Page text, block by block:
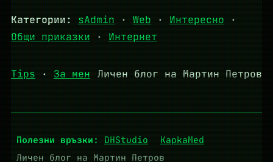
Категории: sAdmin · Web · Интересно ·
Общи приказки · Интернет
Tips · За мен Личен блог на Мартин Петров
Полезни връзки: DHStudio
KapkaMed
Личен блог на Мартин Петров